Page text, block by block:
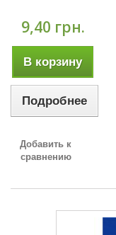
9,40 грн.
В корзину
Подробнее
Добавить к
сравнению